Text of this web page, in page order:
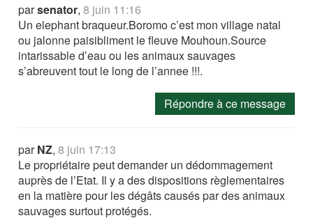
parsenator,8 juin 11:16
Un elephant braqueur.Boromo c’est mon village natal
ou jalonne paisibliment le fleuve Mouhoun.Source
intarissable d’eau ou les animaux sauvages
s’abreuvent tout le long de l’annee !!!.
Répondre à ce message
parNZ,8 juin 17:13
Le propriétaire peut demander un dédommagement
auprès de l’Etat. Il y a des dispositions règlementaires
en la matière pour les dégâts causés par des animaux
sauvages surtout protégés.